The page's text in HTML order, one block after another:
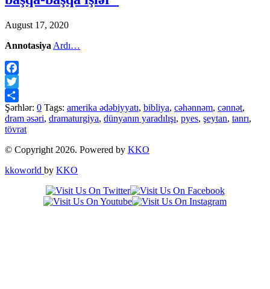
August 17, 2020
Annotasiya Ardı…
Facebook
Twitter
Share
Şərhlər: 0 Tags: amerika ədəbiyyatı, bibliya, cəhənnəm, cənnət,
dram əsəri, dramaturgiya, dünyanın yaradılışı, pyes, şeytan, tanrı,
tövrat
© Copyright 2026. Powered by KKO
kkoworld by KKO